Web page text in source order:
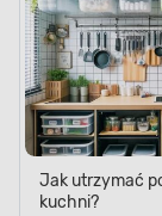
Jak utrzymać
kuchni?